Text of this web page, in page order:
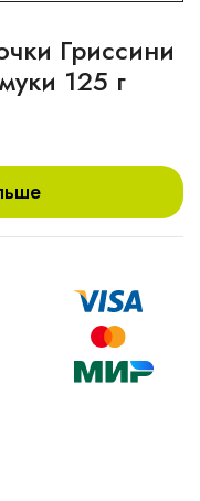
Гриссини
125 г